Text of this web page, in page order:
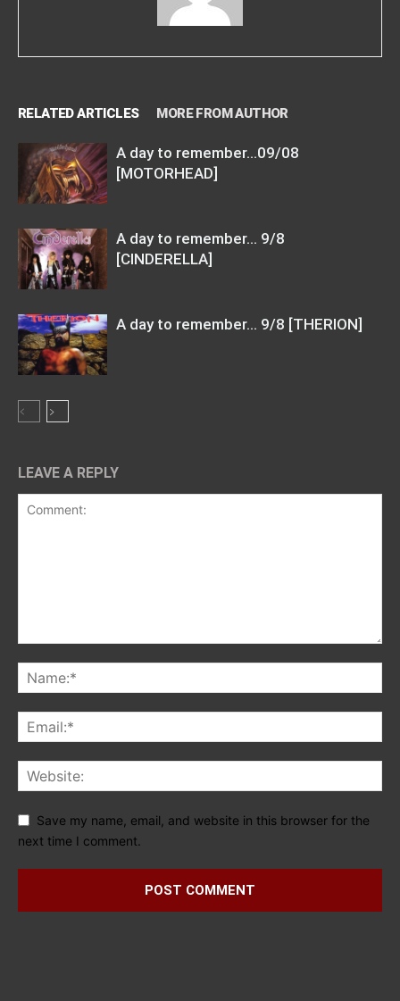
RELATED ARTICLES MORE FROM AUTHOR
A day to remember…09/08
[MOTORHEAD]
A day to remember… 9/8
[CINDERELLA]
A day to remember… 9/8 [THERION]
LEAVE A REPLY
Save my name, email, and website in this browser for the
next time I comment.